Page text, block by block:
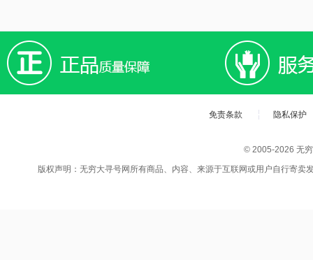
免责条款 隐私保护
© 2005-2026 无
版权声明：无穷大寻号网所有商品、内容、来源于互联网或用户自行寄卖